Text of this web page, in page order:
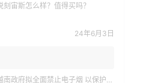
刻宙斯怎么样？值得买吗？
24年6月3日
南政府拟全面禁止电子烟 以保护青少年健康